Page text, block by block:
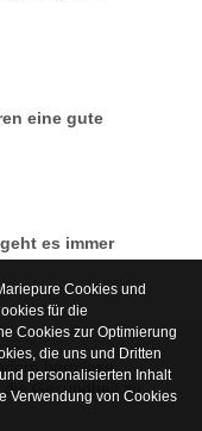
eine gute
es immer
Cookies und
für die
Cookies zur Optimierung
die uns und Dritten
personalisierten Inhalt
Verwendung von Cookies
harmlose
Gesundheit zu